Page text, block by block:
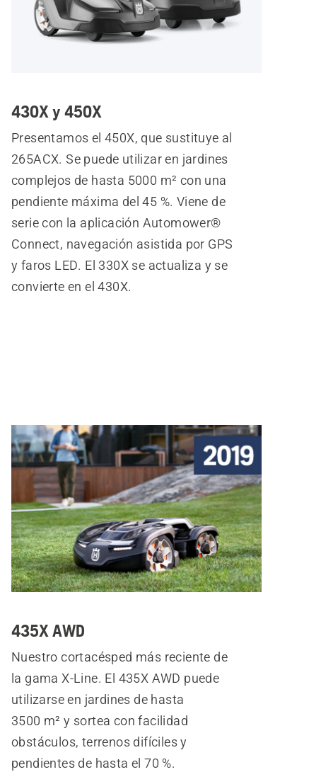
430X y 450X
Presentamos el 450X, que sustituye al
265ACX. Se puede utilizar en jardines
complejos de hasta 5000 m² con una
pendiente máxima del 45 %. Viene de
serie con la aplicación Automower®
Connect, navegación asistida por GPS
y faros LED. El 330X se actualiza y se
convierte en el 430X.
435X AWD
Nuestro cortacésped más reciente de
la gama X-Line. El 435X AWD puede
utilizarse en jardines de hasta
3500 m² y sortea con facilidad
obstáculos, terrenos difíciles y
pendientes de hasta el 70 %.